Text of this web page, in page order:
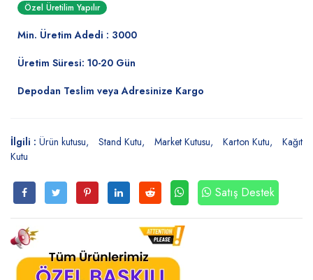
Özel Üretilim Yapılır
Min. Üretim Adedi : 3000
Üretim Süresi: 10-20 Gün
Depodan Teslim veya Adresinize Kargo
İlgili : Ürün kutusu Stand Kutu Market Kutusu Karton Kutu
Kağıt
Kutu
Satış Destek